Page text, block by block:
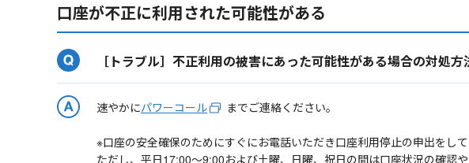
口座が不正に利用された可能性がある
［トラブル］不正利用の被害にあった可能性がある場合の対処方
速やかにパワーコール までご連絡ください。
※口座の安全確保のためにすぐにお電話いただき口座利用停止の申出をし
ただし、平日17:00～9:00および土曜、日曜、祝日の間は口座状況の確認